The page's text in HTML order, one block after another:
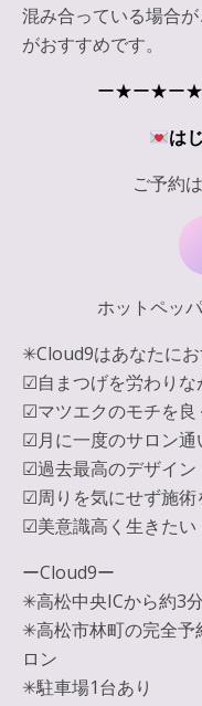
混み合っている場合
がおすすめです。
ー★ー★ー
は
ご予約
ホットペッ
✳︎Cloud9はあなたに
☑︎自まつげを労わりな
☑︎マツエクのモチを良
☑︎月に一度のサロン通
☑︎過去最高のデザイン
☑︎周りを気にせず施術
☑︎美意識高く生きたい
ーCloud9ー
✳︎高松中央ICから約3分
✳︎高松市林町の完全予
ロン
✳︎駐車場1台あり